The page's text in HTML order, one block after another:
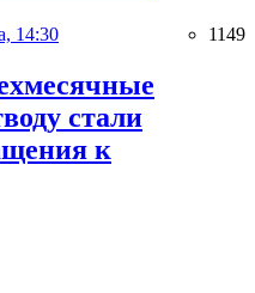
14:30 1149
стали
к